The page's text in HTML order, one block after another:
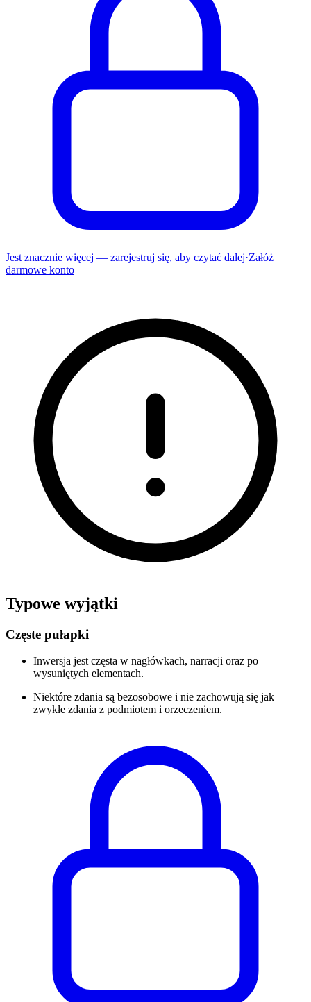
Jest znacznie więcej — zarejestruj się, aby czytać dalej·Załóż
darmowe konto
Typowe wyjątki
Częste pułapki
Inwersja jest częsta w nagłówkach, narracji oraz po
wysuniętych elementach.
Niektóre zdania są bezosobowe i nie zachowują się jak
zwykłe zdania z podmiotem i orzeczeniem.